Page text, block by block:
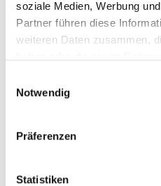
soziale Medien, Werbung
Partner führen diese
weiteren Daten zusammen,
Notwendig
Präferenzen
Statistiken
Details und Varianten